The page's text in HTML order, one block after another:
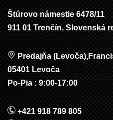
Štúrovo námestie 6478/11
911 01 Trenčín, Slovenská
Predajňa
05401 Levoča
Po-Pia : 9:00-17:00
+421 918 789 805